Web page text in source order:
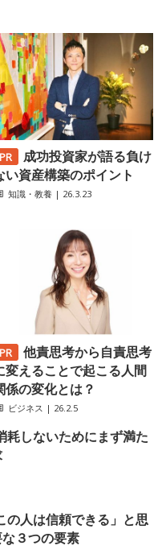
成功投資家が語る負け
い資産構築のポイント
知識・教養 | 26.3.23
他責思考から自責思考
変えることで起こる人間
係の変化とは？
ビジネス | 26.2.5
耗しないためにまず満た
の人は信頼できる」と思
３つの要素